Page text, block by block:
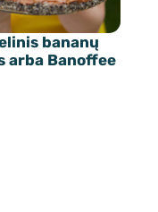
bananų
arba Banoffee